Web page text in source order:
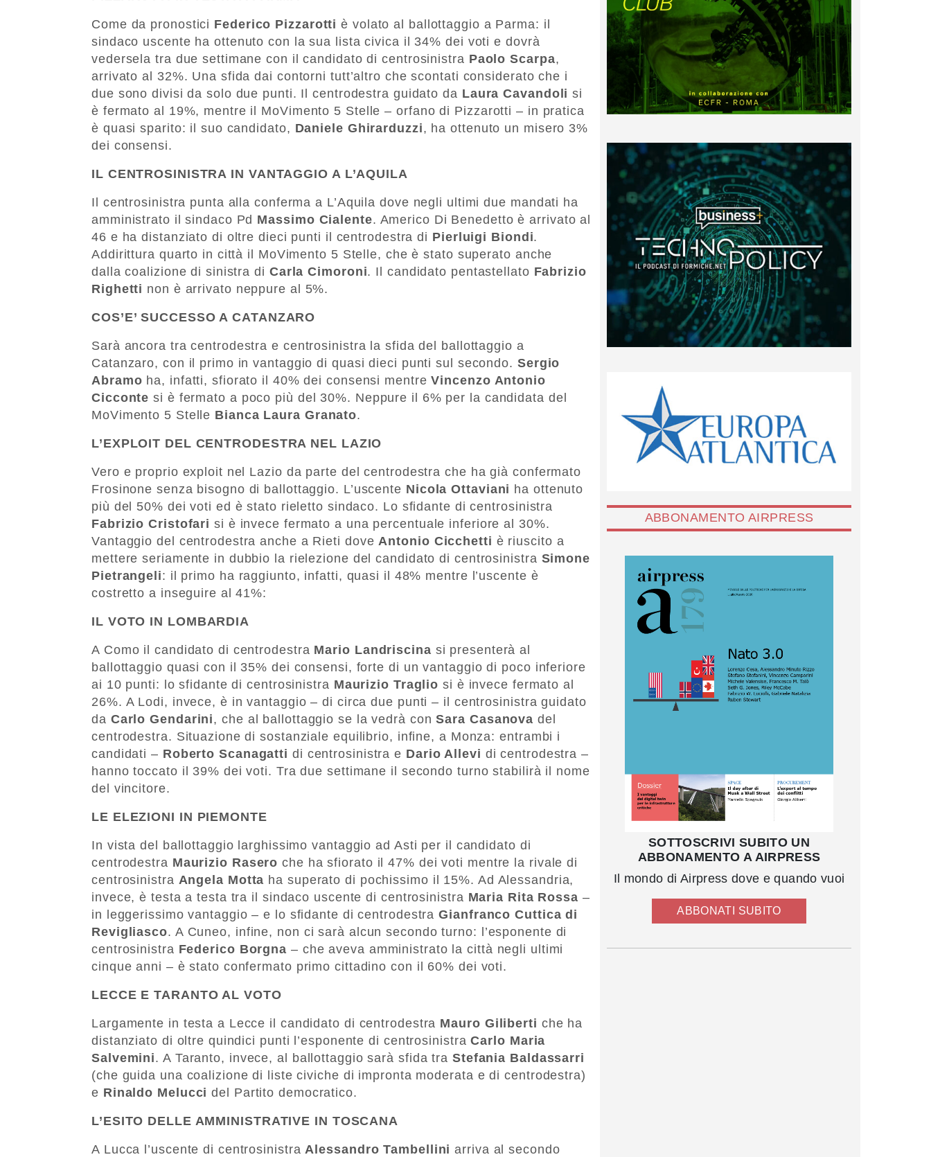
Come da pronostici Federico Pizzarotti è volato al ballottaggio a Parma: il
sindaco uscente ha ottenuto con la sua lista civica il 34% dei voti e dovrà
vedersela tra due settimane con il candidato di centrosinistra Paolo Scarpa,
arrivato al 32%. Una sfida dai contorni tutt’altro che scontati considerato che i
due sono divisi da solo due punti. Il centrodestra guidato da Laura Cavandoli si
è fermato al 19%, mentre il MoVimento 5 Stelle – orfano di Pizzarotti – in pratica
è quasi sparito: il suo candidato, Daniele Ghirarduzzi, ha ottenuto un misero 3%
dei consensi.
IL CENTROSINISTRA IN VANTAGGIO A L’AQUILA
Il centrosinistra punta alla conferma a L’Aquila dove negli ultimi due mandati ha
amministrato il sindaco Pd Massimo Cialente. Americo Di Benedetto è arrivato al
46 e ha distanziato di oltre dieci punti il centrodestra di Pierluigi Biondi.
Addirittura quarto in città il MoVimento 5 Stelle, che è stato superato anche
dalla coalizione di sinistra di Carla Cimoroni. Il candidato pentastellato Fabrizio
Righetti non è arrivato neppure al 5%.
COS’E’ SUCCESSO A CATANZARO
Sarà ancora tra centrodestra e centrosinistra la sfida del ballottaggio a
Catanzaro, con il primo in vantaggio di quasi dieci punti sul secondo. Sergio
Abramo ha, infatti, sfiorato il 40% dei consensi mentreVincenzo Antonio
Cicconte si è fermato a poco più del 30%. Neppure il 6% per la candidata del
MoVimento 5 Stelle Bianca Laura Granato.
L’EXPLOIT DEL CENTRODESTRA NEL LAZIO
Vero e proprio exploit nel Lazio da parte del centrodestra che ha già confermato
Frosinone senza bisogno di ballottaggio. L’uscente Nicola Ottaviani ha ottenuto
più del 50% dei voti ed è stato rieletto sindaco. Lo sfidante di centrosinistra
Fabrizio Cristofari si è invece fermato a una percentuale inferiore al 30%.
Vantaggio del centrodestra anche a Rieti dove Antonio Cicchetti è riuscito a
mettere seriamente in dubbio la rielezione del candidato di centrosinistra Simone
Pietrangeli: il primo ha raggiunto, infatti, quasi il 48% mentre l’uscente è
costretto a inseguire al 41%:
IL VOTO IN LOMBARDIA
A Como il candidato di centrodestra Mario Landriscina si presenterà al
ballottaggio quasi con il 35% dei consensi, forte di un vantaggio di poco inferiore
ai 10 punti: lo sfidante di centrosinistra Maurizio Traglio si è invece fermato al
26%. A Lodi, invece, è in vantaggio – di circa due punti – il centrosinistra guidato
da Carlo Gendarini, che al ballottaggio se la vedrà conSara Casanova del
centrodestra. Situazione di sostanziale equilibrio, infine, a Monza: entrambi i
candidati – Roberto Scanagatti di centrosinistra e Dario Allevi di centrodestra –
hanno toccato il 39% dei voti. Tra due settimane il secondo turno stabilirà il nome
del vincitore.
LE ELEZIONI IN PIEMONTE
In vista del ballottaggio larghissimo vantaggio ad Asti per il candidato di
centrodestra Maurizio Rasero che ha sfiorato il 47% dei voti mentre la rivale di
centrosinistra Angela Motta ha superato di pochissimo il 15%. Ad Alessandria,
invece, è testa a testa tra il sindaco uscente di centrosinistra Maria Rita Rossa –
in leggerissimo vantaggio – e lo sfidante di centrodestraGianfranco Cuttica di
Revigliasco. A Cuneo, infine, non ci sarà alcun secondo turno: l’esponente di
centrosinistra Federico Borgna – che aveva amministrato la città negli ultimi
cinque anni – è stato confermato primo cittadino con il 60% dei voti.
LECCE E TARANTO AL VOTO
Largamente in testa a Lecce il candidato di centrodestra Mauro Giliberti che ha
distanziato di oltre quindici punti l’esponente di centrosinistraCarlo Maria
Salvemini. A Taranto, invece, al ballottaggio sarà sfida tra Stefania Baldassarri
(che guida una coalizione di liste civiche di impronta moderata e di centrodestra)
e Rinaldo Melucci del Partito democratico.
L’ESITO DELLE AMMINISTRATIVE IN TOSCANA
A Lucca l’uscente di centrosinistra Alessandro Tambellini arriva al secondo
ABBONAMENTO AIRPRESS
SOTTOSCRIVI SUBITO UN
ABBONAMENTO A AIRPRESS
Il mondo di Airpress dove e quando vuoi
ABBONATI SUBITO